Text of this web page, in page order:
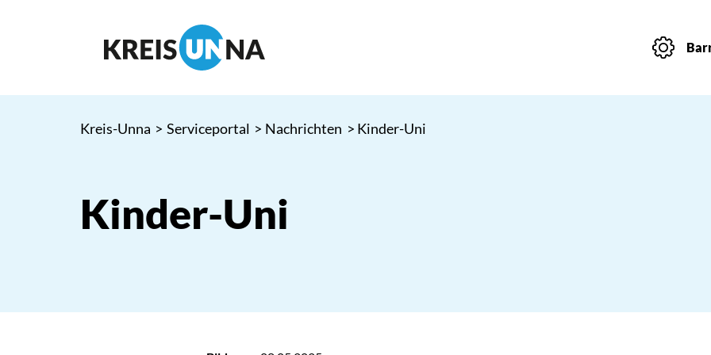
Kreis-Unna > Serviceportal > Nachrichten > Kinder-Uni
Kinder-Uni